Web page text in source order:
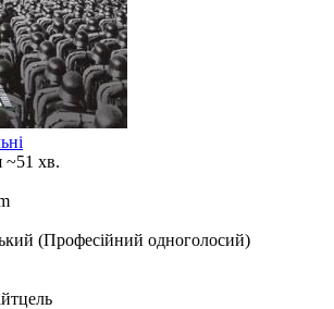
~51 хв.
(Професійний одноголосий)